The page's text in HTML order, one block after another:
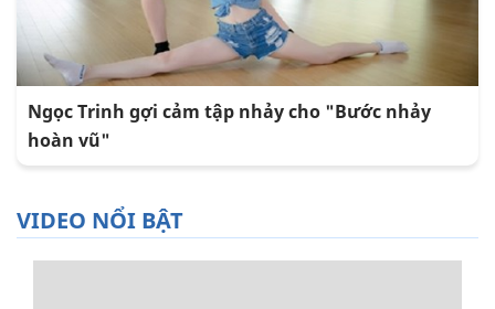
Ngọc Trinh gợi cảm tập nhảy cho "Bước nhảy
hoàn vũ"
VIDEO NỔI BẬT